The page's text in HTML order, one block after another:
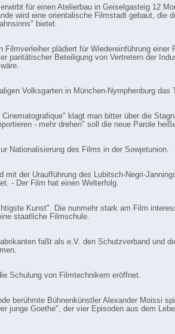
für einen Atelierbau in Geiselgasteig 12
wird eine orientalische Filmstadt gebaut, die
bietet.
Filmverleiher plädiert für Wiedereinführung einer
paritätischer Beteiligung von Vertretern der
Volksgarten in München-Nymphenburg das
klagt man bitter über die
- mehr drehen" soll die neue Parole
Nationalisierung des Films in der Sowjetunion.
mit der Uraufführung des Lubitsch-Negri-
- Der Film hat einen Welterfolg.
Kunst". Die nunmehr stark am Film
staatliche Filmschule.
faßt als e.V. den Schutzverband und
Schulung von Filmtechnikern eröffnet.
berühmte Bühnenkünstler Alexander Moissi
junge Goethe", der vier Episoden aus dem